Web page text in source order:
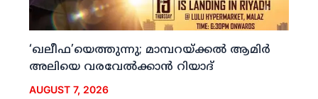
‘ഖലീഫ’യെത്തുന്നു; മാമ്പറയ്ക്കല്‍ ആമിര്‍
അലിയെ വരവേല്‍ക്കാന്‍ റിയാദ്
AUGUST 7, 2026